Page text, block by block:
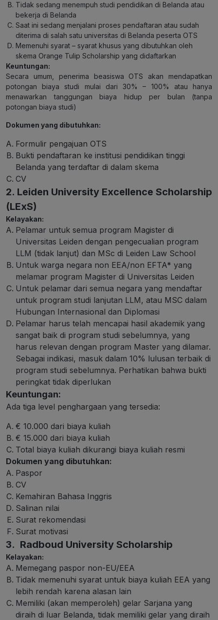
Tidak sedang menempuh studi pendidikan di Belanda atau
bekerja di Belanda
Saat ini sedang menjalani proses pendaftaran atau sudah
diterima di salah satu universitas di Belanda peserta OTS
Memenuhi syarat – syarat khusus yang dibutuhkan oleh
skema Orange Tulip Scholarship yang didaftarkan
Keuntungan:
Secara umum, penerima beasiswa OTS akan mendapatkan
potongan biaya studi mulai dari 30% – 100% atau hanya
menawarkan tanggungan biaya hidup per bulan (tanpa
potongan biaya studi)
Dokumen yang dibutuhkan:
Formulir pengajuan OTS
Bukti pendaftaran ke institusi pendidikan tinggi
Belanda yang terdaftar di dalam skema
CV
2. Leiden University Excellence Scholarship
(LExS)
Kelayakan:
Pelamar untuk semua program Magister di
Universitas Leiden dengan pengecualian program
LLM (tidak lanjut) dan MSc di Leiden Law School
Untuk warga negara non EEA/non EFTA* yang
melamar program Magister di Universitas Leiden
Untuk pelamar dari semua negara yang mendaftar
untuk program studi lanjutan LLM, atau MSC dalam
Hubungan Internasional dan Diplomasi
Pelamar harus telah mencapai hasil akademik yang
sangat baik di program studi sebelumnya, yang
harus relevan dengan program Master yang dilamar.
Sebagai indikasi, masuk dalam 10% lulusan terbaik di
program studi sebelumnya. Perhatikan bahwa bukti
peringkat tidak diperlukan
Keuntungan:
Ada tiga level penghargaan yang tersedia:
€ 10.000 dari biaya kuliah
€ 15.000 dari biaya kuliah
Total biaya kuliah dikurangi biaya kuliah resmi
Dokumen yang dibutuhkan:
Paspor
CV
Kemahiran Bahasa Inggris
Salinan nilai
Surat rekomendasi
Surat motivasi
3. Radboud University Scholarship
Kelayakan:
Memegang paspor non-EU/EEA
Tidak memenuhi syarat untuk biaya kuliah EEA yang
lebih rendah karena alasan lain
Memiliki (akan memperoleh) gelar Sarjana yang
diraih di luar Belanda, tidak memiliki gelar yang diraih